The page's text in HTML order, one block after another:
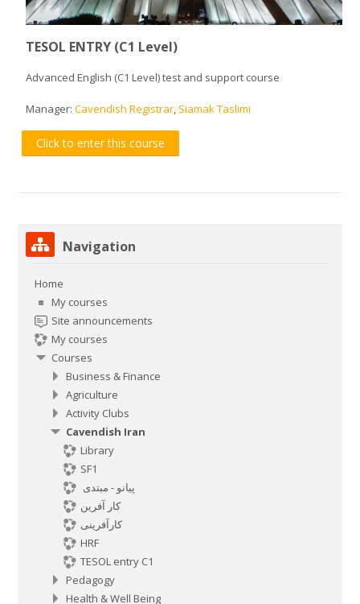
TESOL ENTRY (C1 Level)
Advanced English (C1 Level) test and support course
Manager:Cavendish Registrar, Siamak Taslimi
Click to enter this course
Skip Navigation
Navigation
Home
My courses
Site announcements
My courses
Courses
Business & Finance
Agriculture
Activity Clubs
Cavendish Iran
Library
SF1
پیانو - مبتدی
کار آفرین
کارآفرینی
HRF
TESOL entry C1
Pedagogy
Health & Well Being